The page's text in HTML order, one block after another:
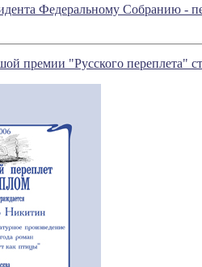
Федеральному Собранию -
премии "Русского переплета"